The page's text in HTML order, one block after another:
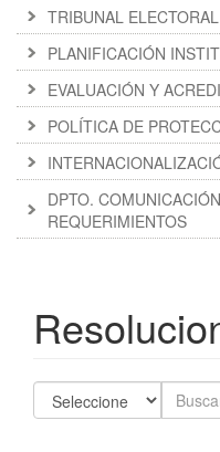
TRIBUNAL ELECTORAL
PLANIFICACIÓN
EVALUACIÓN Y
POLÍTICA DE
DPTO.
REQUERIMIENTOS